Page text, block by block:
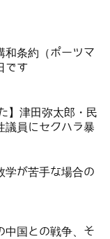
和条約（ポーツマ
です
】津田弥太郎・民
議員にセクハラ暴
学が苦手な場合の
中国との戦争、そ